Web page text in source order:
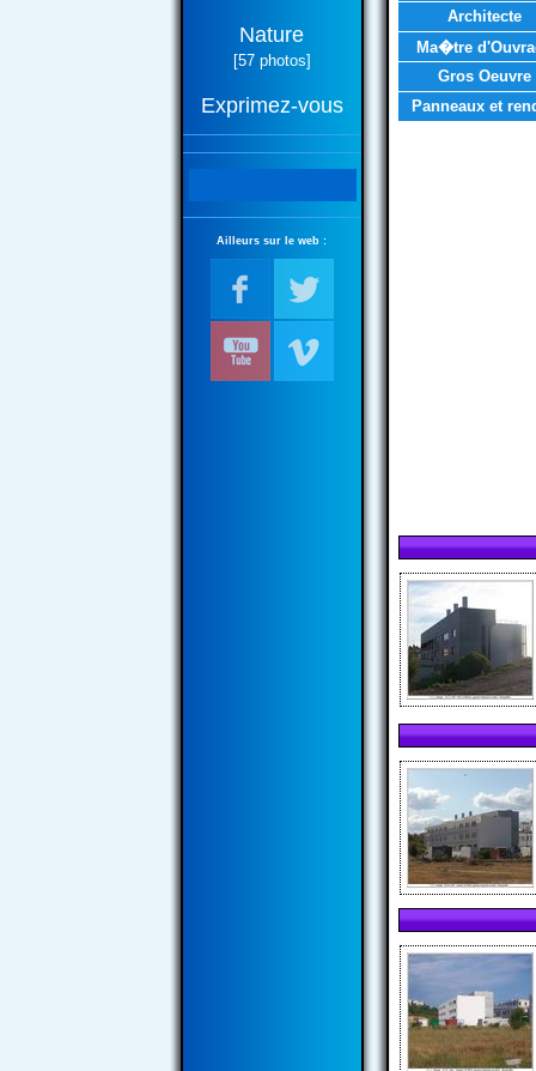
Nature
[57 photos]
Exprimez-vous
Ailleurs sur le web :
Architecte
Ma�tre
Gros Oeuvre
Panneaux et